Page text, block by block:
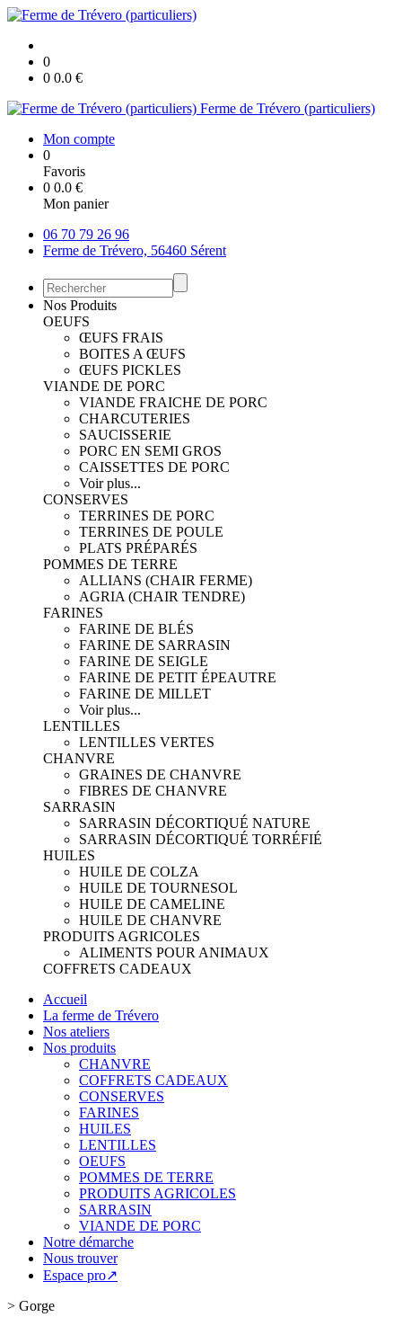
0
0 0.0 €
Ferme de Trévero (particuliers)
Mon compte
0
Favoris
0 0.0 €
Mon panier
06 70 79 26 96
Ferme de Trévero, 56460 Sérent
Nos Produits
OEUFS
ŒUFS FRAIS
BOITES A ŒUFS
ŒUFS PICKLES
VIANDE DE PORC
VIANDE FRAICHE DE PORC
CHARCUTERIES
SAUCISSERIE
PORC EN SEMI GROS
CAISSETTES DE PORC
Voir plus...
CONSERVES
TERRINES DE PORC
TERRINES DE POULE
PLATS PRÉPARÉS
POMMES DE TERRE
ALLIANS (CHAIR FERME)
AGRIA (CHAIR TENDRE)
FARINES
FARINE DE BLÉS
FARINE DE SARRASIN
FARINE DE SEIGLE
FARINE DE PETIT ÉPEAUTRE
FARINE DE MILLET
Voir plus...
LENTILLES
LENTILLES VERTES
CHANVRE
GRAINES DE CHANVRE
FIBRES DE CHANVRE
SARRASIN
SARRASIN DÉCORTIQUÉ NATURE
SARRASIN DÉCORTIQUÉ TORRÉFIÉ
HUILES
HUILE DE COLZA
HUILE DE TOURNESOL
HUILE DE CAMELINE
HUILE DE CHANVRE
PRODUITS AGRICOLES
ALIMENTS POUR ANIMAUX
COFFRETS CADEAUX
Accueil
La ferme de Trévero
Nos ateliers
Nos produits
CHANVRE
COFFRETS CADEAUX
CONSERVES
FARINES
HUILES
LENTILLES
OEUFS
POMMES DE TERRE
PRODUITS AGRICOLES
SARRASIN
VIANDE DE PORC
Notre démarche
Nous trouver
Espace pro↗
> Gorge